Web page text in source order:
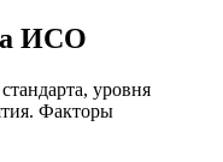
ИСО
уровня
Факторы